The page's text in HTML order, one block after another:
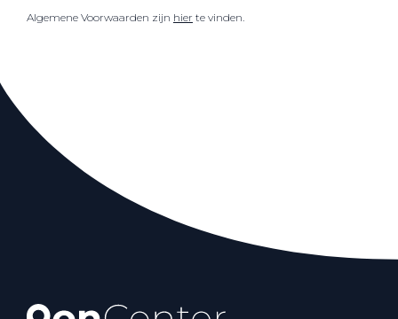
Algemene Voorwaarden zijn hier te vinden.